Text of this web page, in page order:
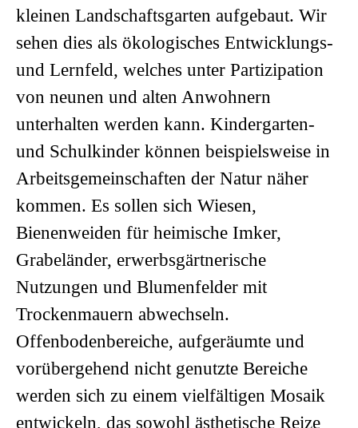
kleinen Landschaftsgarten aufgebaut. Wir
sehen dies als ökologisches Entwicklungs-
und Lernfeld, welches unter Partizipation
von neunen und alten Anwohnern
unterhalten werden kann. Kindergarten-
und Schulkinder können beispielsweise in
Arbeitsgemeinschaften der Natur näher
kommen. Es sollen sich Wiesen,
Bienenweiden für heimische Imker,
Grabeländer, erwerbsgärtnerische
Nutzungen und Blumenfelder mit
Trockenmauern abwechseln.
Offenbodenbereiche, aufgeräumte und
vorübergehend nicht genutzte Bereiche
werden sich zu einem vielfältigen Mosaik
entwickeln, das sowohl ästhetische Reize